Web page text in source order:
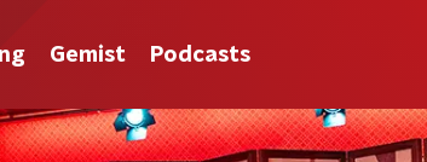
Gemist Podcasts